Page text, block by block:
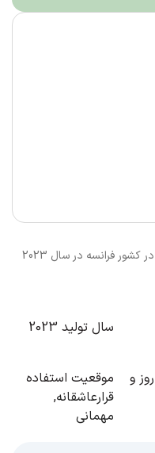
با رایحه گلی کهربایی با طبع ملایم معتدل در کشور فرانسه در سال 2023
سال تولید 2023
روز و
موقعیت استفاده
قرارعاشقانه,
مهمانی